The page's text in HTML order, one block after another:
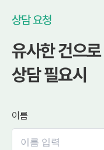
상담 요청
유사한 건으로
상담 필요시
이름